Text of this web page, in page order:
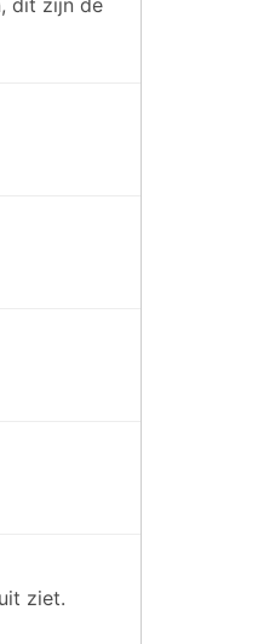
dit zijn de
ziet.